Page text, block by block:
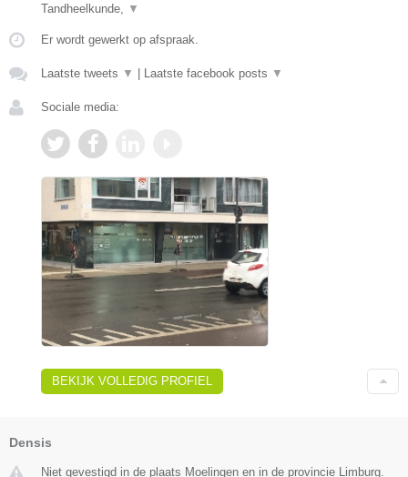
Tandheelkunde,
▼
Er wordt gewerkt op afspraak.
Laatste tweets ▼ Laatste facebook posts ▼
Sociale media:
BEKIJK VOLLEDIG PROFIEL
Densis
Niet gevestigd in de plaats Moelingen en in de provincie Limburg.